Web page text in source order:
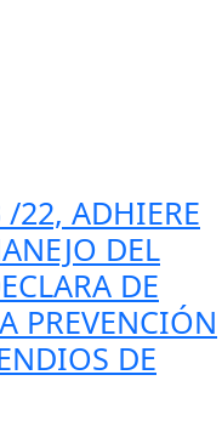
22, ADHIERE
DEL
DE
PREVENCIÓN
DE